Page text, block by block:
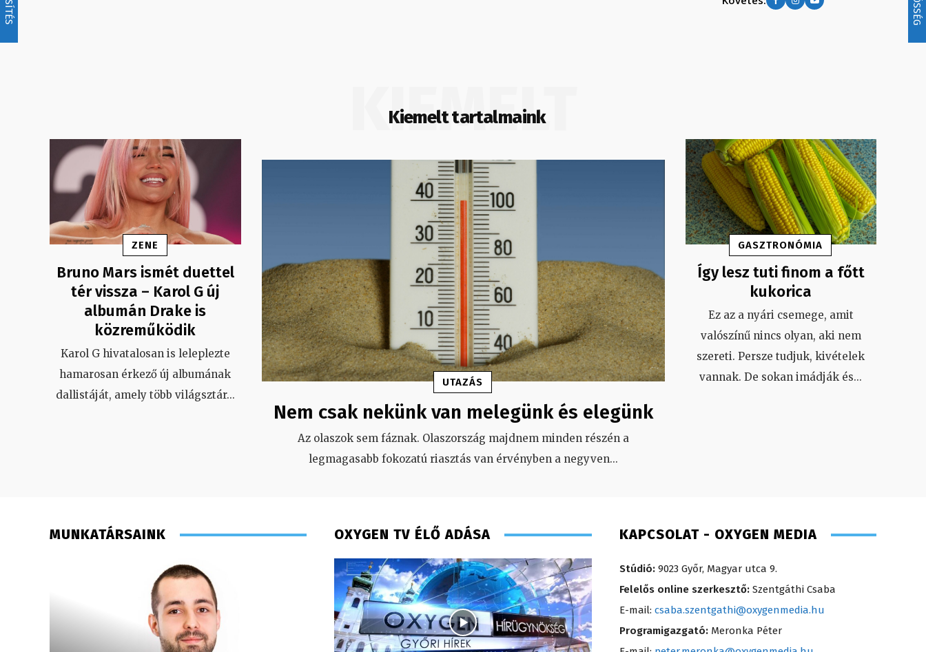
Kiemelt tartalmaink
KIEMELT
ZENE
Bruno Mars ismét duettel
tér vissza – Karol G új
albumán Drake is
közreműködik
Karol G hivatalosan is leleplezte
hamarosan érkező új albumának
dallistáját, amely több világsztár...
UTAZÁS
Nem csak nekünk van melegünk és elegünk
Az olaszok sem fáznak. Olaszország majdnem minden részén a
legmagasabb fokozatú riasztás van érvényben a negyven...
GASZTRONÓMIA
Így lesz tuti finom a főtt
kukorica
Ez az a nyári csemege, amit
valószínű nincs olyan, aki nem
szereti. Persze tudjuk, kivételek
vannak. De sokan imádják és...
MUNKATÁRSAINK OXYGEN TV ÉLŐ ADÁSA KAPCSOLAT - OXYGEN MEDIA
Stúdió: 9023 Győr, Magyar utca 9.
Felelős online szerkesztő: Szentgáthi Csaba
E-mail: csaba.szentgathi@oxygenmedia.hu
Programigazgató: Meronka Péter